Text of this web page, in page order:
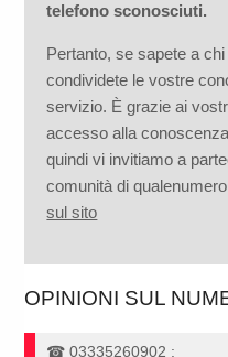
telefono sconosciuti.
Pertanto, se sapete a
condividete le vostre
servizio. È grazie ai
accesso alla
quindi vi invitiamo a
comunità di
sul sito
OPINIONI SUL
☎03335260902 :